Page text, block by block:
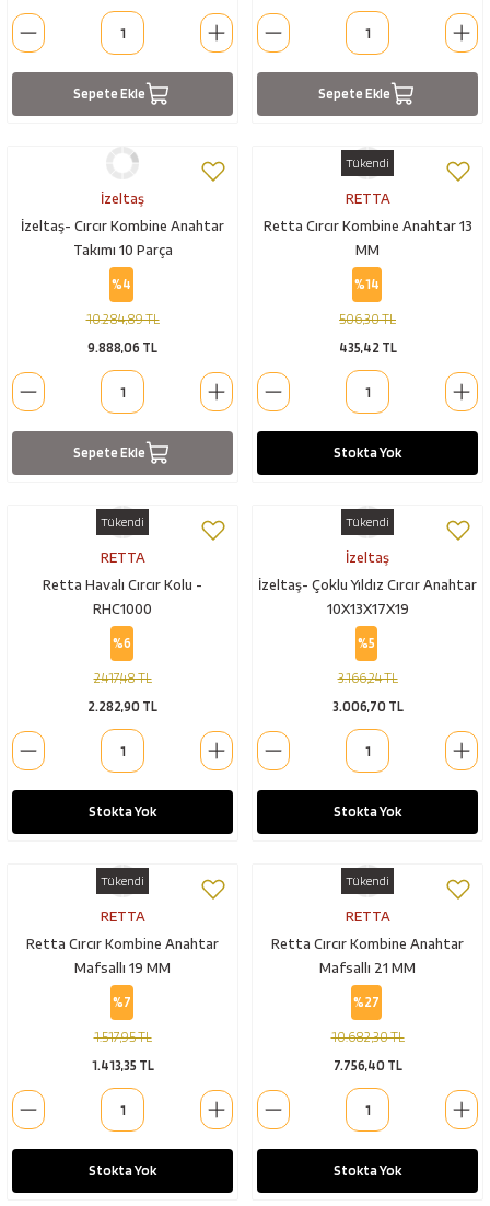
Sepete Ekle Sepete Ekle
İzeltaş
İzeltaş- Cırcır Kombine Anahtar
Takımı 10 Parça
%4
10.284,89 TL
9.888,06 TL
Sepete Ekle
Tükendi
RETTA
Retta Cırcır Kombine Anahtar 13
MM
%14
506,30 TL
435,42 TL
Stokta Yok
Tükendi
RETTA
Retta Havalı Cırcır Kolu -
RHC1000
%6
2.417,48 TL
2.282,90 TL
Stokta Yok
Tükendi
İzeltaş
İzeltaş- Çoklu Yıldız Cırcır Anahtar
10X13X17X19
%5
3.166,24 TL
3.006,70 TL
Stokta Yok
Tükendi
RETTA
Retta Cırcır Kombine Anahtar
Mafsallı 19 MM
%7
1.517,95 TL
1.413,35 TL
Stokta Yok
Tükendi
RETTA
Retta Cırcır Kombine Anahtar
Mafsallı 21 MM
%27
10.682,30 TL
7.756,40 TL
Stokta Yok